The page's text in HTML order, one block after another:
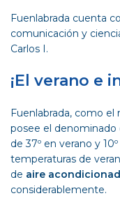
Fuenlabrada cuenta
comunicación y
Carlos I.
¡El verano e
Fuenlabrada, como el
posee el
de 37º en verano y
temperaturas de
de aire
considerablemente.